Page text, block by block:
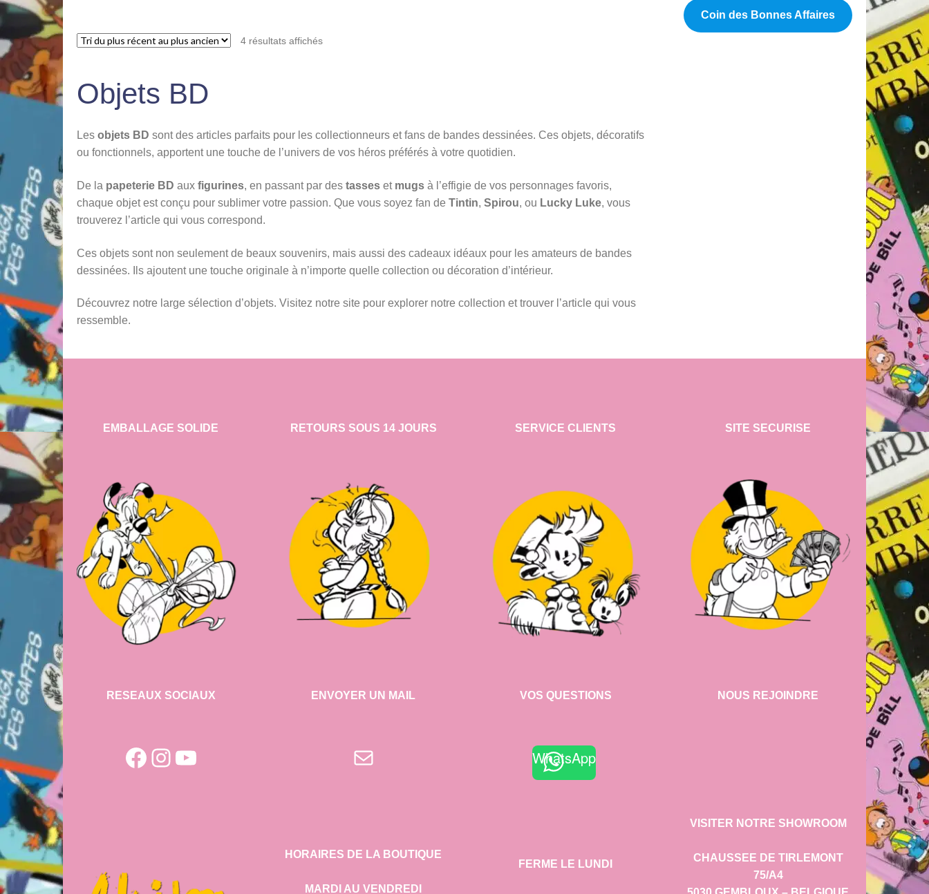
4 résultats affichésTrié
ancien
Objets BD
Les objets BD sont des articles parfaits pour les collectionneurs et fans de bandes dessinées. Ces objets, décoratifs
ou fonctionnels, apportent une touche de l’univers de vos héros préférés à votre quotidien.
De la papeterie BD aux figurines, en passant par des tasses et mugs à l’effigie de vos personnages favoris,
chaque objet est conçu pour sublimer votre passion. Que vous soyez fan de Tintin, Spirou, ou Lucky Luke, vous
trouverez l’article qui vous correspond.
Ces objets sont non seulement de beaux souvenirs, mais aussi des cadeaux idéaux pour les amateurs de bandes
dessinées. Ils ajoutent une touche originale à n’importe quelle collection ou décoration d’intérieur.
Découvrez notre large sélection d’objets. Visitez notre site pour explorer notre collection et trouver l’article qui vous
ressemble.
Coin des Bonnes Affaires
EMBALLAGE SOLIDE
RESEAUX SOCIAUX
Facebook
Instagram
YouTube
RETOURS SOUS 14 JOURS
ENVOYER UN MAIL
E-mail
HORAIRES DE LA BOUTIQUE
MARDI AU VENDREDI
SERVICE CLIENTS
VOS QUESTIONS
WhatsApp
FERME LE LUNDI
SITE SECURISE
NOUS REJOINDRE
VISITER NOTRE SHOWROOM
CHAUSSEE DE TIRLEMONT
75/A4